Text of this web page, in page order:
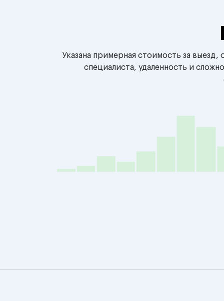
Указана примерная стоимость за
специалиста, удаленность и